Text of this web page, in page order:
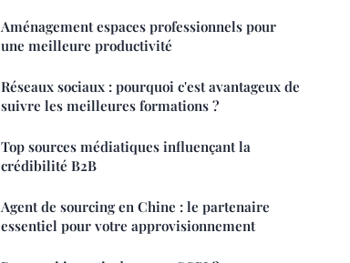
Aménagement espaces professionnels pour
une meilleure productivité
Réseaux sociaux : pourquoi c'est avantageux de
suivre les meilleures formations ?
Top sources médiatiques influençant la
crédibilité B2B
Agent de sourcing en Chine : le partenaire
essentiel pour votre approvisionnement